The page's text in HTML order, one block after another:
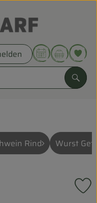
oder
Biokörbe
Rind Wurst